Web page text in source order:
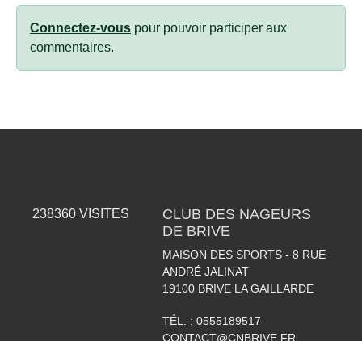
Connectez-vous pour pouvoir participer aux
commentaires.
238360 VISITES
CLUB DES NAGEURS
DE BRIVE
MAISON DES SPORTS - 8 RUE
ANDRÉ JALINAT
19100 BRIVE LA GAILLARDE
TÉL. : 0555189517
CONTACT@CNBRIVE.FR